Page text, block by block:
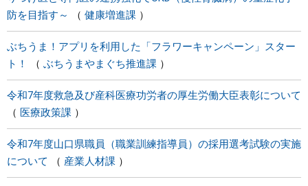
防を目指す～
健康増進課
ぶちうま！アプリを利用した「フラワーキャンペーン」スター
ト！
ぶちうまやまぐち推進課
令和7年度救急及び産科医療功労者の厚生労働大臣表彰について
医療政策課
令和7年度山口県職員（職業訓練指導員）の採用選考試験の実施
について
産業人材課